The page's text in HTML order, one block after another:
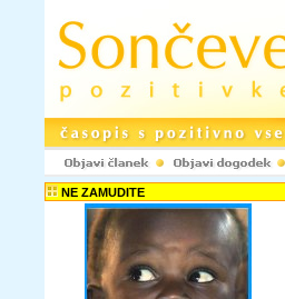
NE ZAMUDITE